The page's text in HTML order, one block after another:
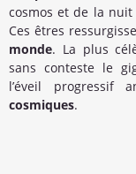
cosmos et de la
Ces êtres
monde. La plus
sans conteste le
l’éveil progressif
cosmiques.